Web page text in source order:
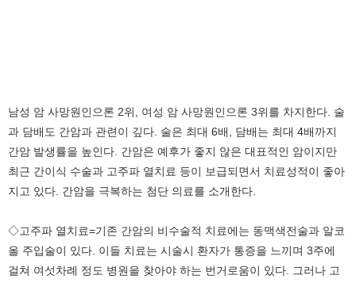
남성 암 사망원인으론 2위, 여성 암 사망원인으론 3위를 차지한다. 술
과 담배도 간암과 관련이 깊다. 술은 최대 6배, 담배는 최대 4배까지
간암 발생률을 높인다. 간암은 예후가 좋지 않은 대표적인 암이지만
최근 간이식 수술과 고주파 열치료 등이 보급되면서 치료성적이 좋아
지고 있다. 간암을 극복하는 첨단 의료를 소개한다.
◇고주파 열치료=기존 간암의 비수술적 치료에는 동맥색전술과 알코
올 주입술이 있다. 이들 치료는 시술시 환자가 통증을 느끼며 3주에
걸쳐 여섯차례 정도 병원을 찾아야 하는 번거로움이 있다. 그러나 고